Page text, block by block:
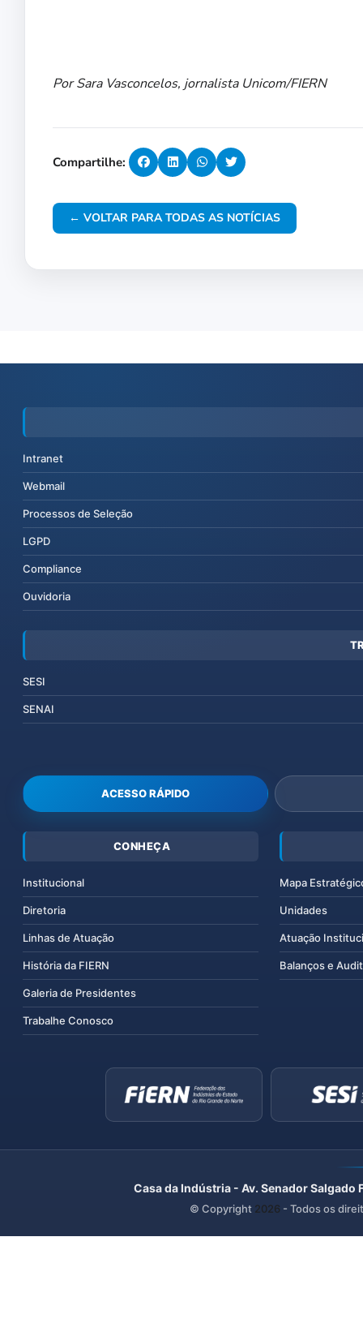
Por Sara Vasconcelos, jornalista Unicom/FIERN
Compartilhe:
← VOLTAR PARA TODAS AS NOTÍCIAS
Intranet
Webmail
Processos de Seleção
LGPD
Compliance
Ouvidoria
SESI
SENAI
ACESSO RÁPIDO
CONHEÇA
Institucional
Diretoria
Linhas de Atuação
História da FIERN
Galeria de Presidentes
Trabalhe Conosco
Mapa
Unidades
Atuação
Balanços e
Casa da Indústria - Av. Senador
© Copyright 2026 - Todos os